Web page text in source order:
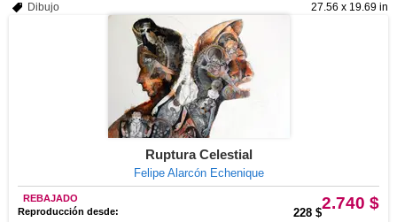
27.56 x 19.69 in
Dibujo
Ruptura Celestial
Felipe Alarcón Echenique
2.740 $
REBAJADO
Reproducción desde:
228 $